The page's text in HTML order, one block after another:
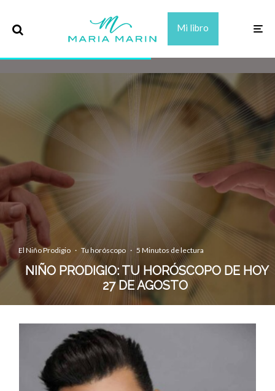
Mi libro
El Niño Prodigio · Tu horóscopo · 5 Minutos de lectura
NIÑO PRODIGIO: TU HORÓSCOPO DE HOY
27 DE AGOSTO